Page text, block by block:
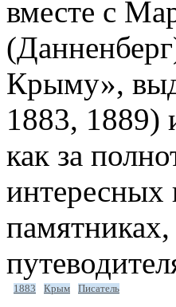
вместе с
Крыму»,
1883, 1889)
как за
интересных
1883 Крым Писатель